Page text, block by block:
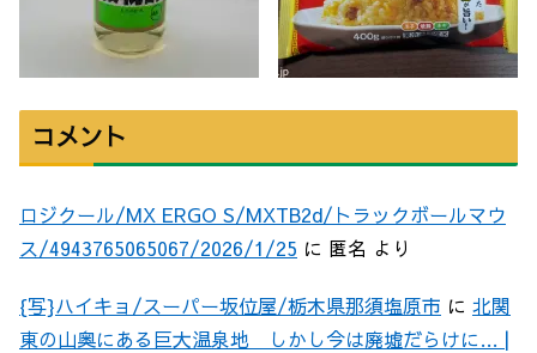
コメント
ロジクール/MX ERGO S/MXTB2d/トラックボールマウ
ス/4943765065067/2026/1/25 に 匿名 より
{写}ハイキョ/スーパー坂位屋/栃木県那須塩原市 に 北関
東の山奥にある巨大温泉地 しかし今は廃墟だらけに… |